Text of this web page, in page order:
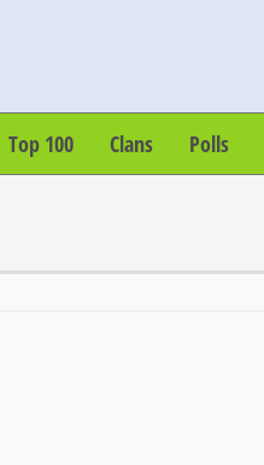
Top 100 Clans Polls